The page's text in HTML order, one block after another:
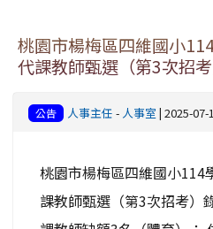
桃園市楊梅區四維國小
代課教師甄選（第3次招
公告 人事主任 - 人事室 | 2025-07-
桃園市楊梅區四維國小114
課教師甄選（第3次招考）